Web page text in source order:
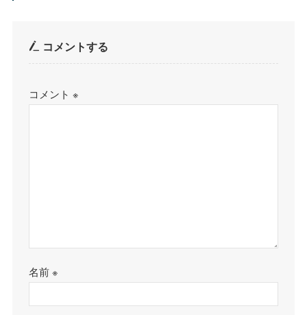
コメントする
コメント※
名前※